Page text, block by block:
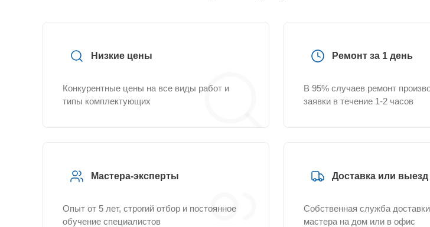
Низкие цены
Конкурентные цены на все виды работ и
типы комплектующих
Ремонт за 1 день
В 95% случаев ремонт
заявки в течение 1-2 часов
Мастера-эксперты
Опыт от 5 лет, строгий отбор и постоянное
обучение специалистов
Доставка или выезд
Собственная служба
мастера на дом или в офис